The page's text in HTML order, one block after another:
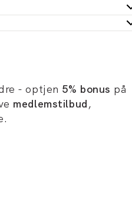
- optjen 5% bonus på
medlemstilbud,